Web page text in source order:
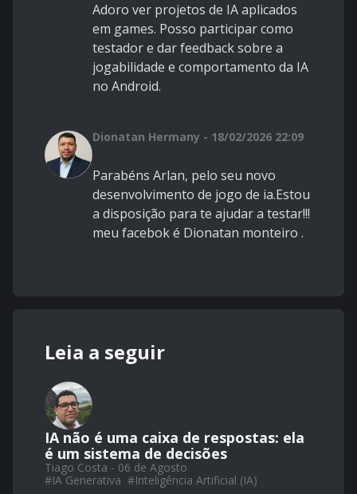
Adoro ver projetos de IA aplicados
em games. Posso participar como
testador e dar feedback sobre a
jogabilidade e comportamento da IA
no Android.
Dionatan Hermany - 18/02/2026 22:09
Parabéns Arlan, pelo seu novo
desenvolvimento de jogo de ia.Estou
a disposição para te ajudar a testar!!!
meu facebok é Dionatan monteiro .
Leia a seguir
IA não é uma caixa de respostas: ela
é um sistema de decisões
Tiago Costa - 06 de Agosto
#IA Generativa #Inteligência Artificial (IA)